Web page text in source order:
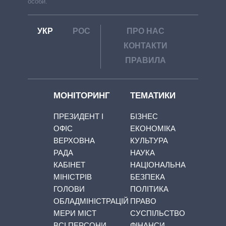
УКР РОС
ПРО НАС
КОНТАКТИ
ПРАВИЛА
МОНІТОРИНГ
ПРЕЗИДЕНТ І
ОФІС
ВЕРХОВНА
РАДА
КАБІНЕТ
МІНІСТРІВ
ГОЛОВИ
ОБЛАДМІНІСТРАЦІЙ
МЕРИ МІСТ
ТЕМАТИКИ
БІЗНЕС
ЕКОНОМІКА
КУЛЬТУРА
НАУКА
НАЦІОНАЛЬНА
БЕЗПЕКА
ПОЛІТИКА
ПРАВО
СУСПІЛЬСТВО